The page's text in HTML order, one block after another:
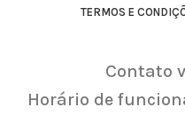
TERMOS E
Contato
Horário de